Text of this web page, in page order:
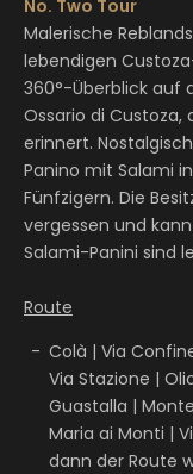
No. Two Tour
Malerische
lebendigen
360°-Überblick auf
Ossario di
erinnert.
Panino mit Salami
Fünfzigern. Die
vergessen und
Salami-Panini sind
Route
Colà | Via
Via Stazione |
Guastalla |
Maria ai Monti |
dann der Route